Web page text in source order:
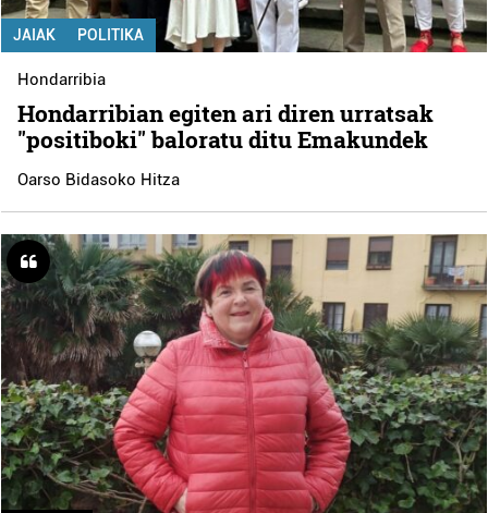
JAIAK POLITIKA
Hondarribia
Hondarribian egiten ari diren urratsak
"positiboki" baloratu ditu Emakundek
Oarso Bidasoko Hitza